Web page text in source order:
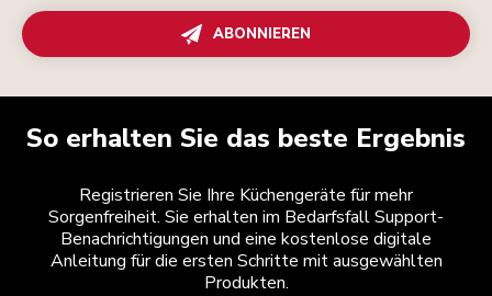
ABONNIEREN
So erhalten Sie das beste Ergebnis
Registrieren Sie Ihre Küchengeräte für mehr
Sorgenfreiheit. Sie erhalten im Bedarfsfall Support-
Benachrichtigungen und eine kostenlose digitale
Anleitung für die ersten Schritte mit ausgewählten
Produkten.